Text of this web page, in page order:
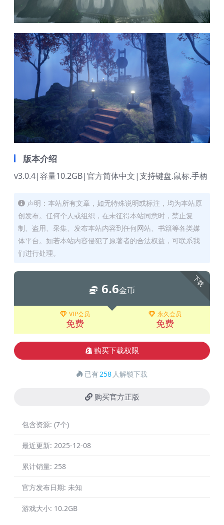
版本介绍
v3.0.4|容量10.2GB|官方简体中文|支持键盘.鼠标.手柄
声明：本站所有文章，如无特殊说明或标注，均为本站原
创发布。任何个人或组织，在未征得本站同意时，禁止复
制、盗用、采集、发布本站内容到任何网站、书籍等各类媒
体平台。如若本站内容侵犯了原著者的合法权益，可联系我
们进行处理。
下载
6.6金币
VIP会员
免费
永久会员
免费
购买下载权限
已有258 人解锁下载
购买官方正版
包含资源: (7个)
最近更新: 2025-12-08
累计销量: 258
官方发布日期: 未知
游戏大小: 10.2GB